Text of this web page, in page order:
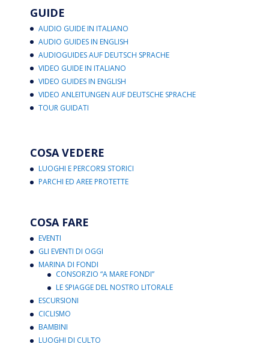
GUIDE
AUDIO GUIDE IN ITALIANO
AUDIO GUIDES IN ENGLISH
AUDIOGUIDES AUF DEUTSCH SPRACHE
VIDEO GUIDE IN ITALIANO
VIDEO GUIDES IN ENGLISH
VIDEO ANLEITUNGEN AUF DEUTSCHE SPRACHE
TOUR GUIDATI
COSA VEDERE
LUOGHI E PERCORSI STORICI
PARCHI ED AREE PROTETTE
COSA FARE
EVENTI
GLI EVENTI DI OGGI
MARINA DI FONDI
CONSORZIO “A MARE FONDI”
LE SPIAGGE DEL NOSTRO LITORALE
ESCURSIONI
CICLISMO
BAMBINI
LUOGHI DI CULTO